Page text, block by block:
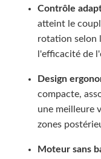
Contrôle
atteint le
rotation selon
l'efficacité de
Design
compacte,
une meilleure
zones
Moteur sans